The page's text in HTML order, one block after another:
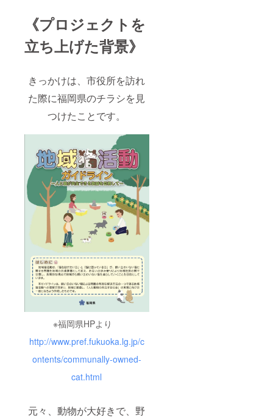
《プロジェクトを
立ち上げた背景》
きっかけは、市役所を訪れ
た際に福岡県のチラシを見
つけたことです。
※福岡県HPより
http://www.pref.fukuoka.lg.jp/c
ontents/communally-owned-
cat.html
元々、動物が大好きで、野